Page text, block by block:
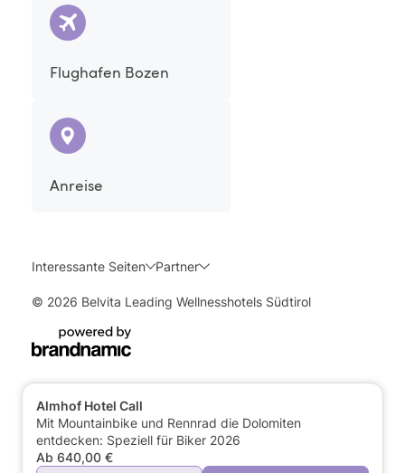
Almhof Hotel Call
Mit Mountainbike und Rennrad die Dolomiten
entdecken: Speziell für Biker 2026
Ab 640,00 €
Flughafen Bozen
Anreise
Interessante Seiten Partner
© 2026 Belvita Leading Wellnesshotels Südtirol